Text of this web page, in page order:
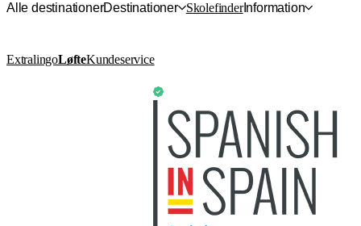
Alle destinationerDestinationer SkolefinderInformation
ExtralingoLøfteKundeservice